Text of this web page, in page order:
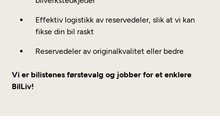
Effektiv logistikk av reservedeler, slik at vi kan
fikse din bil raskt
Reservedeler av originalkvalitet eller bedre
Vi er bilistenes førstevalg og jobber for et enklere
BilLiv!